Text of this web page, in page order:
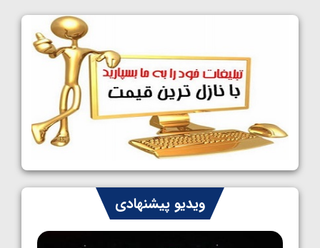
کشتی آزاد نوجوانان جهان؛ رقبای نمایندگان
ایران مشخص شدند
1405/05/08
کشتی فرنگی نوجوانان جهان؛ سکوی تیمی
سوم برای ایران
1405/05/07
ایران چشم به راه چهار مدال در پنج وزن دوم
کشتی فرنگی نوجوانان جهان
1405/05/06
ویدیو پیشنهادی